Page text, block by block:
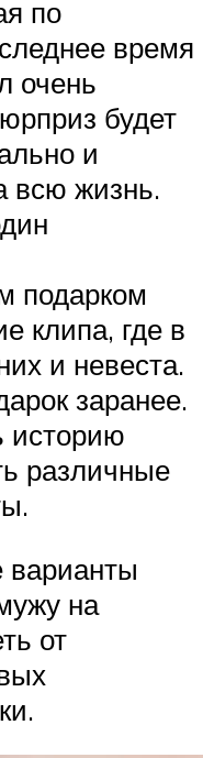
по
время
очень
будет
и
всю жизнь.
подарком
клипа, где в
и невеста.
заранее.
историю
различные
варианты
на
от